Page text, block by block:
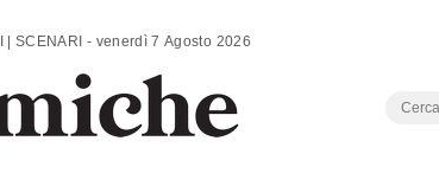
ANALISI | COMMENTI | SCENARI - venerdì 7 Agosto 2026